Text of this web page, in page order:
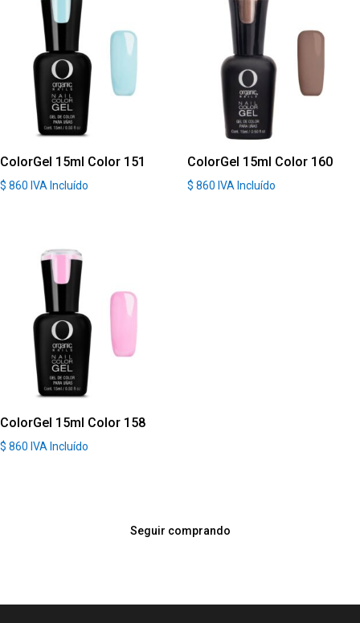
ColorGel 15ml Color 151
$ 860 IVA Incluído
ColorGel 15ml Color 160
$ 860 IVA Incluído
ColorGel 15ml Color 158
$ 860 IVA Incluído
Seguir comprando